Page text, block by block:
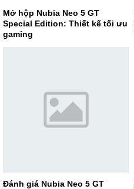
Mở hộp Nubia Neo 5 GT
Special Edition: Thiết kế tối ưu
gaming
Đánh giá Nubia Neo 5 GT